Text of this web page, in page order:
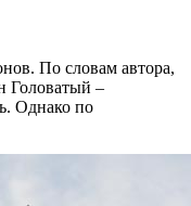
По словам автора,
Головатый –
Однако по